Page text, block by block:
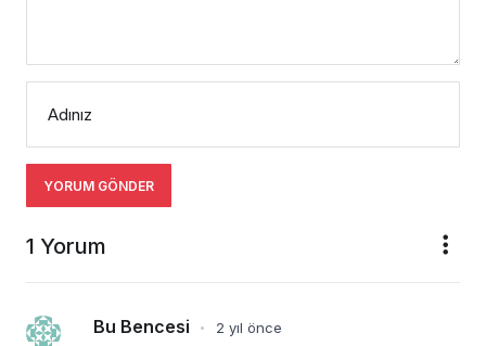
Adınız
YORUM GÖNDER
1 Yorum
Bu Bencesi • 2 yıl önce